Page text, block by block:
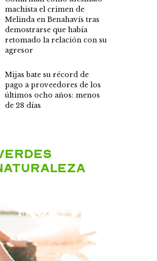
machista el crimen de
Melinda en Benahavís tras
demostrarse que había
retomado la relación con su
agresor
Mijas bate su récord de
pago a proveedores de los
últimos ocho años: menos
de 28 días